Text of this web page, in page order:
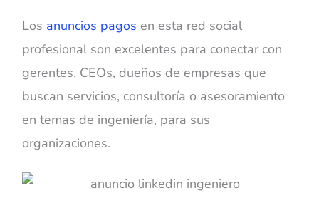
Los anuncios pagos en esta red social
profesional son excelentes para conectar con
gerentes, CEOs, dueños de empresas que
buscan servicios, consultoría o asesoramiento
en temas de ingeniería, para sus
organizaciones.